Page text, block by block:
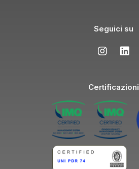
Seguici su
Certificazioni